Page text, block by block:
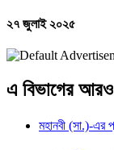
২৭ জুলাই ২০২৫
এ বিভাগের
মহানবী (সা.)-এর